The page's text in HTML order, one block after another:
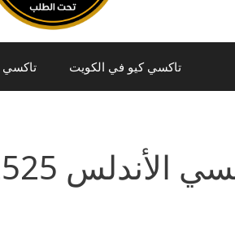
تاكسي كيو في الكويت تاكسي
الأندلس 55862525